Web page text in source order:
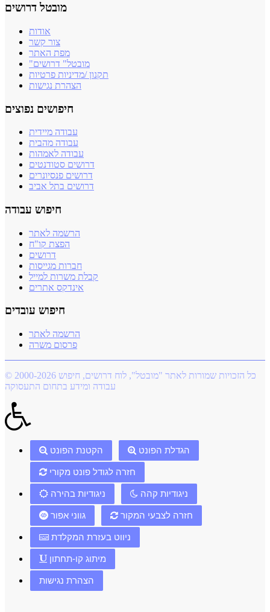
מובטל דרושים
אודות
צור קשר
מפת האתר
"מובטל" דרושים
תקנון /מדיניות פרטיות
הצהרת נגישות
חיפושים נפוצים
עבודה מיידית
עבודה מהבית
עבודה לאמהות
דרושים סטודנטים
דרושים פנסיונרים
דרושים בתל אביב
חיפוש עבודה
הרשמה לאתר
הפצת קו"ח
דרושים
חברות מגייסות
קבלת משרות למייל
אינדקס אתרים
חיפוש עובדים
הרשמה לאתר
פרסום משרה
© 2000-2026 כל הזכויות שמורות לאתר "מובטל", לוח דרושים, חיפוש
עבודה ומידע בתחום התעסוקה
הקטנת הפונט הגדלת הפונט
חזרה לגודל פונט מקורי
ניגודיות בהירה ניגודיות קהה
גווני אפור חזרה לצבעי המקור
ניווט בעזרת המקלדת
מיתוג קו-תחתון
הצהרת נגישות